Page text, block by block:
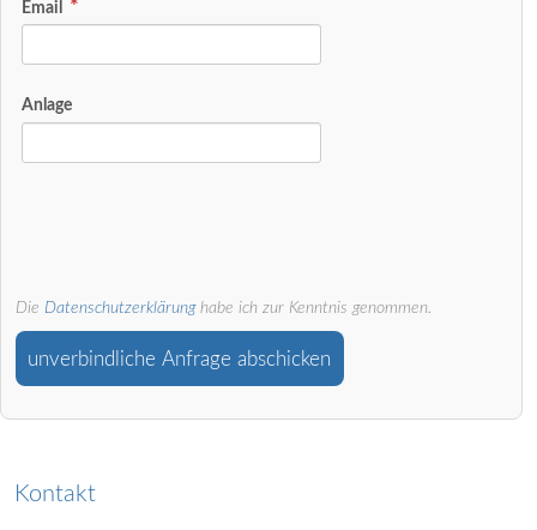
Email
Anlage
Die Datenschutzerklärunghabe ich zur Kenntnis genommen.
unverbindliche Anfrage abschicken
Kontakt